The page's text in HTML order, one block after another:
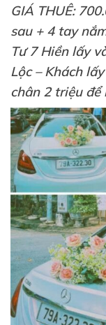
GIÁ THUÊ:
sau + 4 tay
Tư 7 Hiền lấy
Lộc – Khách
chân 2 triệu để